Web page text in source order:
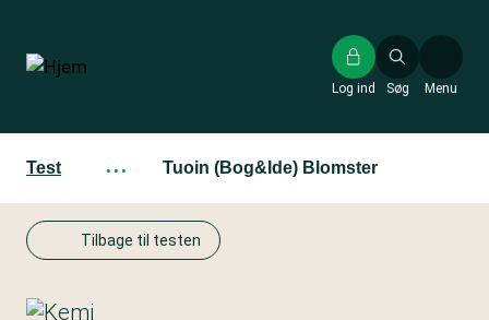
hovedindhold
Søg
Log ind Menu
Test ··· Tuoin (Bog&Ide) Blomster
Tilbage til testen